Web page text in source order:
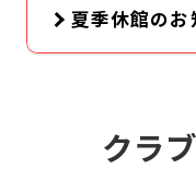
夏季休館のお
クラ